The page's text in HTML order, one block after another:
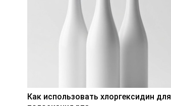
Как использовать хлоргексидин для